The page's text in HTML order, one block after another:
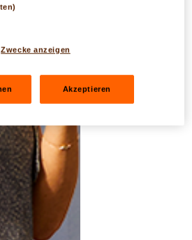
Zwecke anzeigen
Akzeptieren